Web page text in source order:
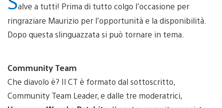
alve a tutti! Prima di tutto colgo l’occasione per
ringraziare Maurizio per l’opportunità e la disponibilità.
Dopo questa slinguazzata si può tornare in tema.
Community Team
Che diavolo è? Il CT è formato dal sottoscritto,
Community Team Leader, e dalle tre moderatrici,